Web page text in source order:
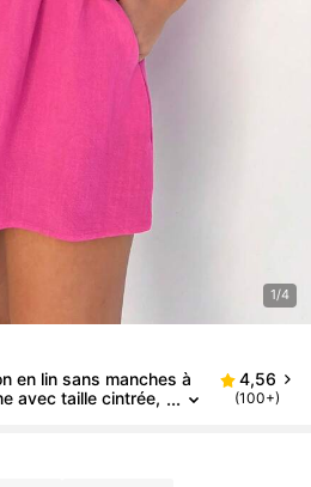
1/4
en lin sans manches à
avec taille cintrée,
4,56
(100+)